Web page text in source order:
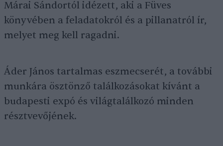
Márai Sándortól idézett, aki a Füves
könyvében a feladatokról és a pillanatról ír,
melyet meg kell ragadni.
Áder János tartalmas eszmecserét, a további
munkára ösztönző találkozásokat kívánt a
budapesti expó és világtalálkozó minden
résztvevőjének.